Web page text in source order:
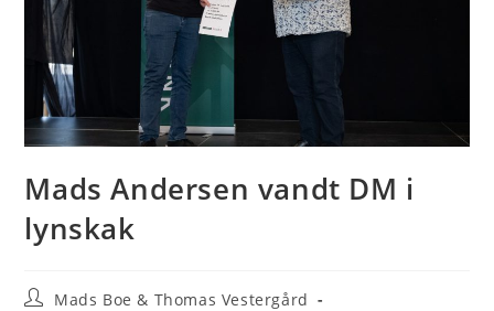
Mads Andersen vandt DM i
lynskak
PostMads Boe & Thomas Vestergård